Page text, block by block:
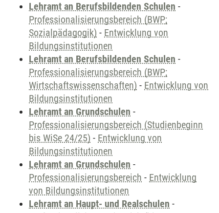
Lehramt an Berufsbildenden Schulen -
Professionalisierungsbereich (BWP;
Sozialpädagogik) - Entwicklung von
Bildungsinstitutionen
Lehramt an Berufsbildenden Schulen -
Professionalisierungsbereich (BWP;
Wirtschaftswissenschaften) - Entwicklung von
Bildungsinstitutionen
Lehramt an Grundschulen -
Professionalisierungsbereich (Studienbeginn
bis WiSe 24/25) - Entwicklung von
Bildungsinstitutionen
Lehramt an Grundschulen -
Professionalisierungsbereich - Entwicklung
von Bildungsinstitutionen
Lehramt an Haupt- und Realschulen -